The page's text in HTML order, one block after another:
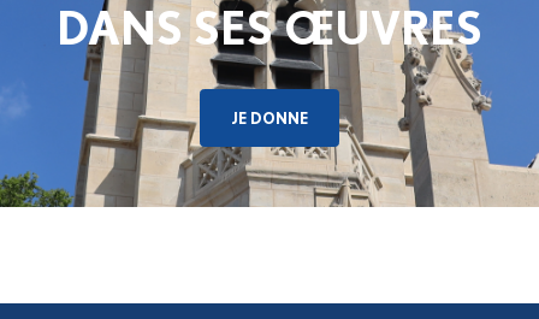
DANS SES ŒUVRES
JE DONNE